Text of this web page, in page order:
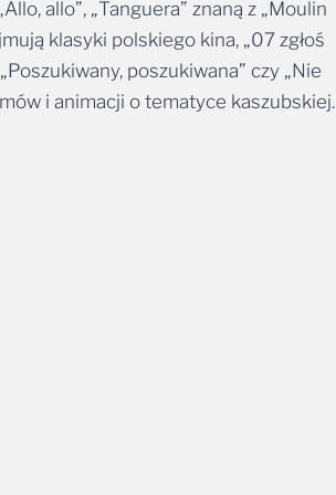
allo”, „Tanguera” znaną z „Moulin
klasyki polskiego kina, „07 zgłoś
poszukiwana” czy „Nie
i animacji o tematyce kaszubskiej.